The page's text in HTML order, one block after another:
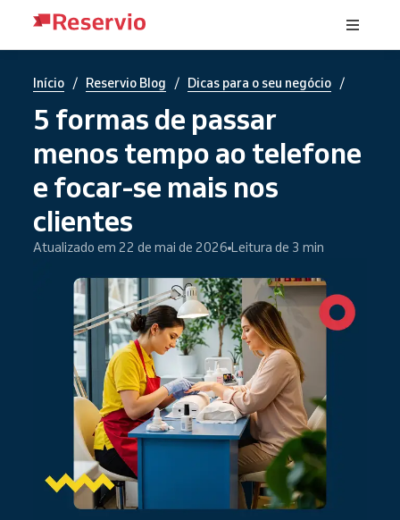
Início / Reservio Blog / Dicas para o seu negócio /
5 formas de passar
menos tempo ao telefone
e focar-se mais nos
clientes
Atualizado em 22 de mai de 2026 Leitura de 3 min